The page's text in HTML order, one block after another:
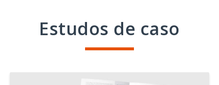
Estudos de caso